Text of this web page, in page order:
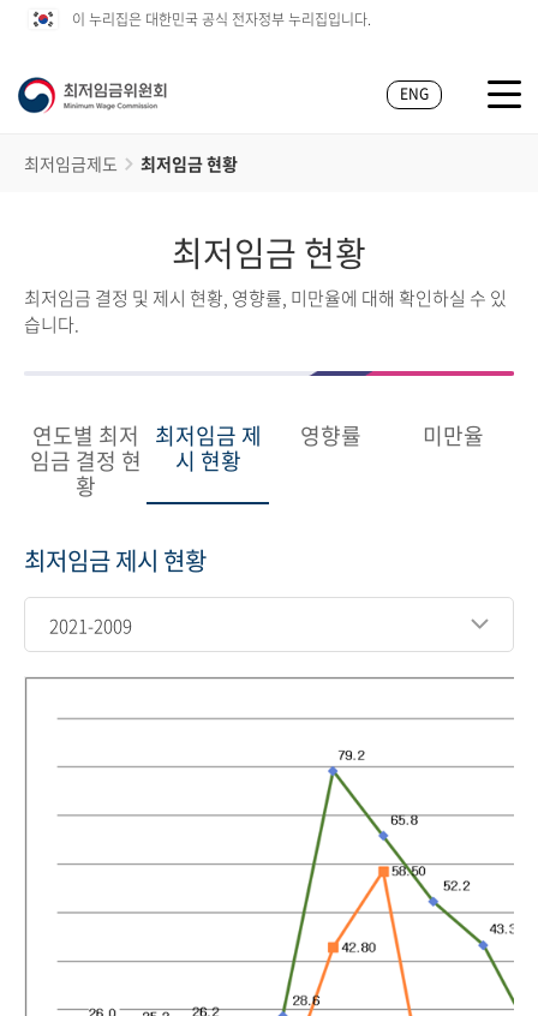
이 누리집은 대한민국 공식 전자정부 누리집입니다.
ENG
최저임금제도 최저임금 현황
최저임금 현황
최저임금 결정 및 제시 현황, 영향률, 미만율에 대해 확인하실 수 있
습니다.
연도별 최저
임금 결정 현
황
최저임금 제
시 현황
영향률 미만율
최저임금 제시 현황
2021-2009